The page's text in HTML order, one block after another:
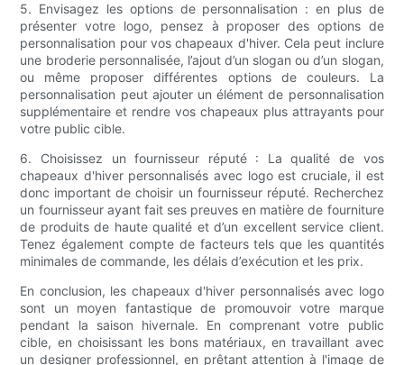
5. Envisagez les options de personnalisation : en plus de
présenter votre logo, pensez à proposer des options de
personnalisation pour vos chapeaux d'hiver. Cela peut inclure
une broderie personnalisée, l’ajout d’un slogan ou d’un slogan,
ou même proposer différentes options de couleurs. La
personnalisation peut ajouter un élément de personnalisation
supplémentaire et rendre vos chapeaux plus attrayants pour
votre public cible.
6. Choisissez un fournisseur réputé : La qualité de vos
chapeaux d'hiver personnalisés avec logo est cruciale, il est
donc important de choisir un fournisseur réputé. Recherchez
un fournisseur ayant fait ses preuves en matière de fourniture
de produits de haute qualité et d’un excellent service client.
Tenez également compte de facteurs tels que les quantités
minimales de commande, les délais d’exécution et les prix.
En conclusion, les chapeaux d'hiver personnalisés avec logo
sont un moyen fantastique de promouvoir votre marque
pendant la saison hivernale. En comprenant votre public
cible, en choisissant les bons matériaux, en travaillant avec
un designer professionnel, en prêtant attention à l'image de